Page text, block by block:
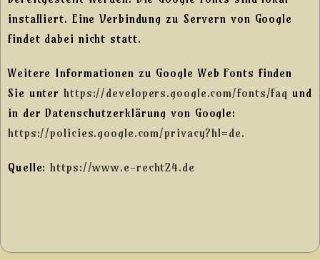
installiert. Eine Verbindung zu Servern von Google
findet dabei nicht statt.
Weitere Informationen zu Google Web Fonts finden
Sie unterhttps://developers.google.com/fonts/faq und
in der Datenschutzerklärung von Google:
https://policies.google.com/privacy?hl=de.
Quelle:https://www.e-recht24.de